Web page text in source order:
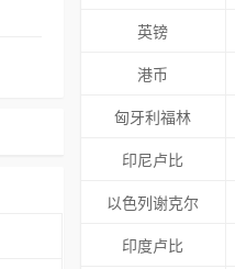
英镑
港币
匈牙利福林
印尼卢比
以色列谢克尔
印度卢比